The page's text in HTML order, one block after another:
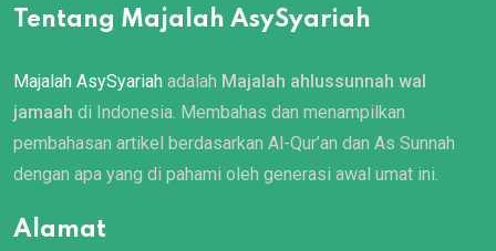
Tentang Majalah AsySyariah
Majalah AsySyariah adalah Majalah ahlussunnah wal
jamaah di Indonesia. Membahas dan menampilkan
pembahasan artikel berdasarkan Al-Qur’an dan As Sunnah
dengan apa yang di pahami oleh generasi awal umat ini.
Alamat